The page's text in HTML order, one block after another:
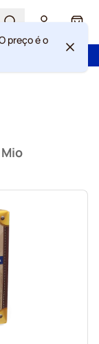
Search Cart
de clientes
preço é o